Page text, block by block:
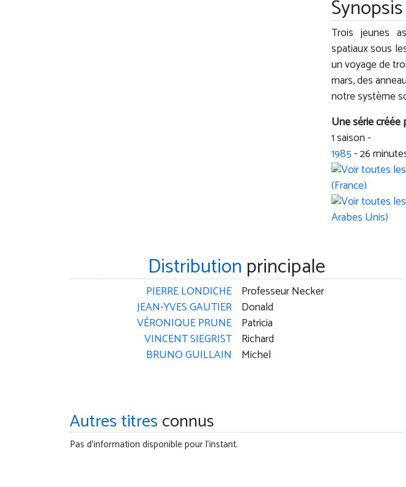
Synopsis
Trois jeunes
spatiaux sous
un voyage de
mars, des
notre système
Une série créée
1 saison -
1985-26
Distribution principale
PIERRE LONDICHE
JEAN-YVES GAUTIER
VÉRONIQUE PRUNE
VINCENT SIEGRIST
BRUNO GUILLAIN
Professeur Necker
Donald
Patricia
Richard
Michel
Autres titresconnus
Pas d'information disponible pour l'instant.